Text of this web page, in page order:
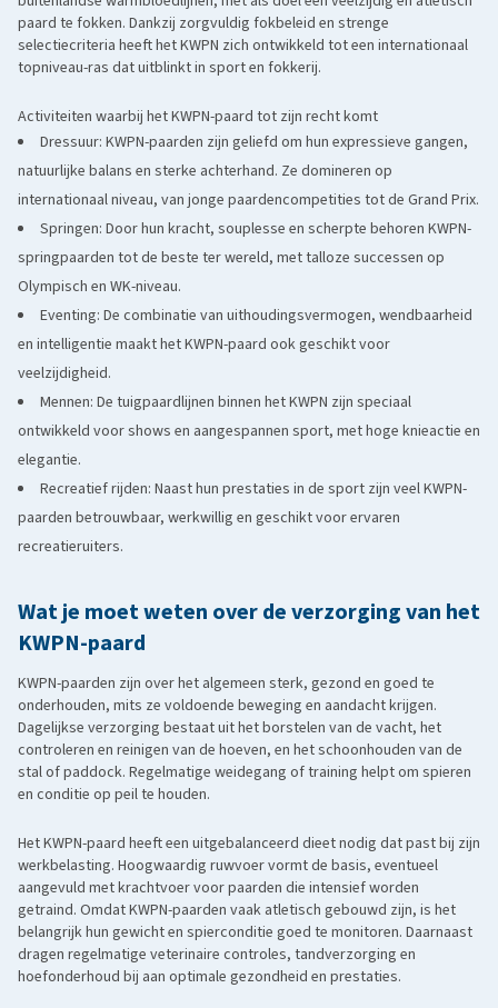
paard te fokken. Dankzij zorgvuldig fokbeleid en strenge
selectiecriteria heeft het KWPN zich ontwikkeld tot een internationaal
topniveau-ras dat uitblinkt in sport en fokkerij.
Activiteiten waarbij het KWPN-paard tot zijn recht komt
Dressuur: KWPN-paarden zijn geliefd om hun expressieve gangen,
natuurlijke balans en sterke achterhand. Ze domineren op
internationaal niveau, van jonge paardencompetities tot de Grand Prix.
Springen: Door hun kracht, souplesse en scherpte behoren KWPN-
springpaarden tot de beste ter wereld, met talloze successen op
Olympisch en WK-niveau.
Eventing: De combinatie van uithoudingsvermogen, wendbaarheid
en intelligentie maakt het KWPN-paard ook geschikt voor
veelzijdigheid.
Mennen: De tuigpaardlijnen binnen het KWPN zijn speciaal
ontwikkeld voor shows en aangespannen sport, met hoge knieactie en
elegantie.
Recreatief rijden: Naast hun prestaties in de sport zijn veel KWPN-
paarden betrouwbaar, werkwillig en geschikt voor ervaren
recreatieruiters.
Wat je moet weten over de verzorging van het
KWPN-paard
KWPN-paarden zijn over het algemeen sterk, gezond en goed te
onderhouden, mits ze voldoende beweging en aandacht krijgen.
Dagelijkse verzorging bestaat uit het borstelen van de vacht, het
controleren en reinigen van de hoeven, en het schoonhouden van de
stal of paddock. Regelmatige weidegang of training helpt om spieren
en conditie op peil te houden.
Het KWPN-paard heeft een uitgebalanceerd dieet nodig dat past bij zijn
werkbelasting. Hoogwaardig ruwvoer vormt de basis, eventueel
aangevuld met krachtvoer voor paarden die intensief worden
getraind. Omdat KWPN-paarden vaak atletisch gebouwd zijn, is het
belangrijk hun gewicht en spierconditie goed te monitoren. Daarnaast
dragen regelmatige veterinaire controles, tandverzorging en
hoefonderhoud bij aan optimale gezondheid en prestaties.